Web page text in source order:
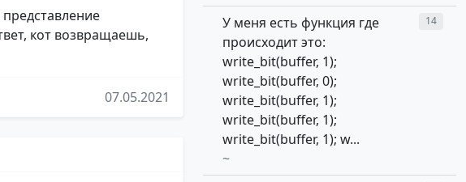
кот возвращаешь,
07.05.2021
У меня есть функция где
происходит это:
write_bit(buffer, 1);
write_bit(buffer, 0);
write_bit(buffer, 1);
write_bit(buffer, 1);
write_bit(buffer, 1); w...
~
14